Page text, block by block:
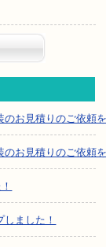
お見積りのご依頼
お見積りのご依頼
ました！